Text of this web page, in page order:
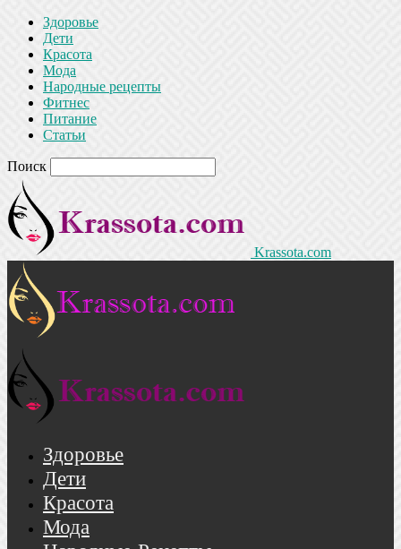
Здоровье
Дети
Красота
Мода
Народные рецепты
Фитнес
Питание
Статьи
Поиск
Krassota.com
Здоровье
Дети
Красота
Мода